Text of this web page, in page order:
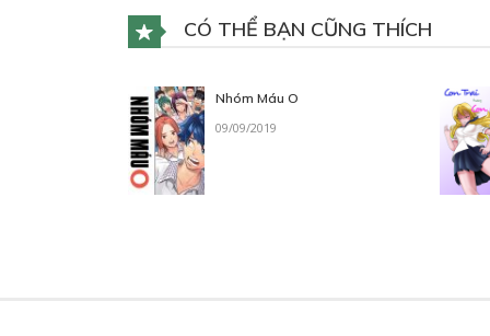
CÓ THỂ BẠN CŨNG THÍCH
Nhóm Máu O
09/09/2019